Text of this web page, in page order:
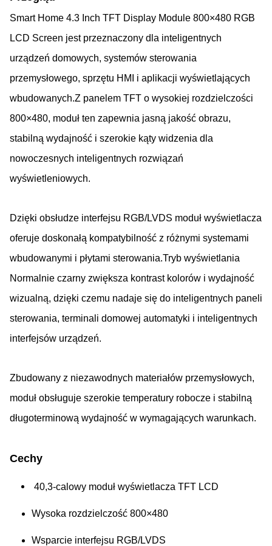
Smart Home 4.3 Inch TFT Display Module 800×480 RGB
LCD Screen jest przeznaczony dla inteligentnych
urządzeń domowych, systemów sterowania
przemysłowego, sprzętu HMI i aplikacji wyświetlających
wbudowanych.Z panelem TFT o wysokiej rozdzielczości
800×480, moduł ten zapewnia jasną jakość obrazu,
stabilną wydajność i szerokie kąty widzenia dla
nowoczesnych inteligentnych rozwiązań
wyświetleniowych.
Dzięki obsłudze interfejsu RGB/LVDS moduł wyświetlacza
oferuje doskonałą kompatybilność z różnymi systemami
wbudowanymi i płytami sterowania.Tryb wyświetlania
Normalnie czarny zwiększa kontrast kolorów i wydajność
wizualną, dzięki czemu nadaje się do inteligentnych paneli
sterowania, terminali domowej automatyki i inteligentnych
interfejsów urządzeń.
Zbudowany z niezawodnych materiałów przemysłowych,
moduł obsługuje szerokie temperatury robocze i stabilną
długoterminową wydajność w wymagających warunkach.
Cechy
40,3-calowy moduł wyświetlacza TFT LCD
Wysoka rozdzielczość 800×480
Wsparcie interfejsu RGB/LVDS